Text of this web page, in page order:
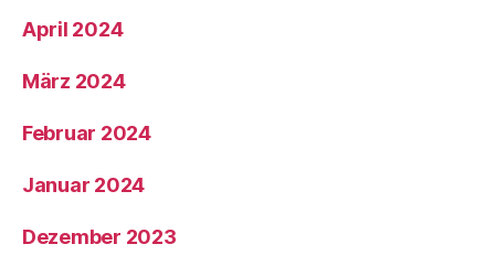
April 2024
März 2024
Februar 2024
Januar 2024
Dezember 2023